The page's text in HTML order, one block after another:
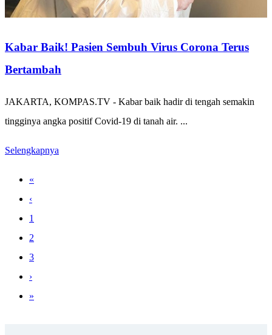
Kabar Baik! Pasien Sembuh Virus Corona Terus
Bertambah
JAKARTA, KOMPAS.TV - Kabar baik hadir di tengah semakin
tingginya angka positif Covid-19 di tanah air. ...
Selengkapnya
«
‹
1
2
3
›
»